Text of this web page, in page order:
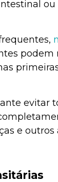
ou
podem
evitar
e